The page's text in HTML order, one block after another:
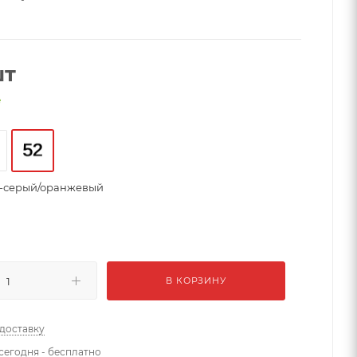
серый/оранжевый
В КОРЗИНУ
- бесплатно